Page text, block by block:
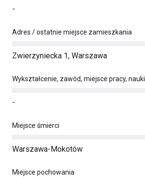
-
Adres / ostatnie miejsce zamieszkania
Zwierzyniecka 1, Warszawa
Wykształcenie, zawód, miejsce pracy, nauki
-
Miejsce śmierci
Warszawa-Mokotów
Miejsce pochowania